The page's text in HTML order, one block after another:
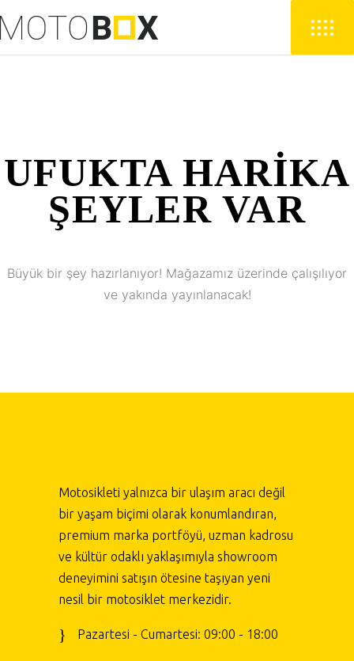
UFUKTA HARIKA
ŞEYLER VAR
Büyük bir şey hazırlanıyor! Mağazamız üzerinde çalışılıyor
ve yakında yayınlanacak!
Motosikleti yalnızca bir ulaşım aracı değil
bir yaşam biçimi olarak konumlandıran,
premium marka portföyü, uzman kadrosu
ve kültür odaklı yaklaşımıyla showroom
deneyimini satışın ötesine taşıyan yeni
nesil bir motosiklet merkezidir.
Pazartesi - Cumartesi: 09:00 - 18:00